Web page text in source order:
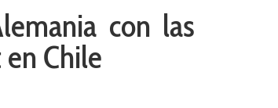
con las
Chile